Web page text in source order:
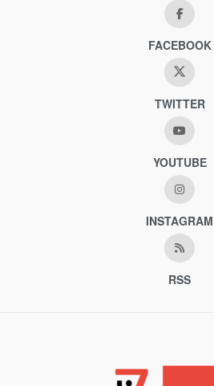
FACEBOOK
TWITTER
YOUTUBE
INSTAGRAM
RSS